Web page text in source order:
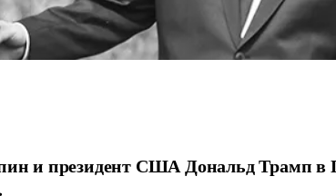
и президент США Дональд Трамп в